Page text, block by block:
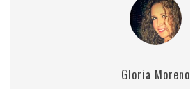
Gloria Moreno